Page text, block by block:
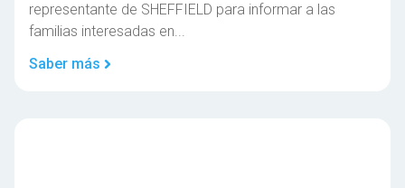
representante de SHEFFIELD para informar a las
familias interesadas en...
Saber más